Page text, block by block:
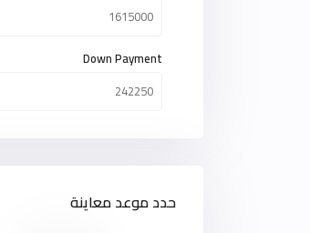
Down Payment
حدد موعد معاينة